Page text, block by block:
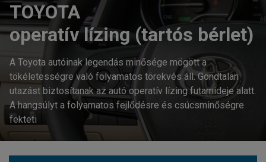
TOYOTA
operatív lízing (tartós bérlet)
A Toyota autóinak legendás minősége mögött a
tökéletességre való folyamatos törekvés áll. Gondtalan
utazást biztosítanak az autó operatív lízing futamideje alatt.
A hangsúlyt a folyamatos fejlődésre és csúcsminőségre
fekteti